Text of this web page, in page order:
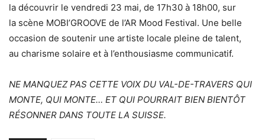
la découvrir le vendredi 23 mai, de 17h30 à 18h00, sur
la scène MOBI’GROOVE de l’AR Mood Festival. Une belle
occasion de soutenir une artiste locale pleine de talent,
au charisme solaire et à l’enthousiasme communicatif.
NE MANQUEZ PAS CETTE VOIX DU VAL-DE-TRAVERS QUI
MONTE, QUI MONTE… ET QUI POURRAIT BIEN BIENTÔT
RÉSONNER DANS TOUTE LA SUISSE.